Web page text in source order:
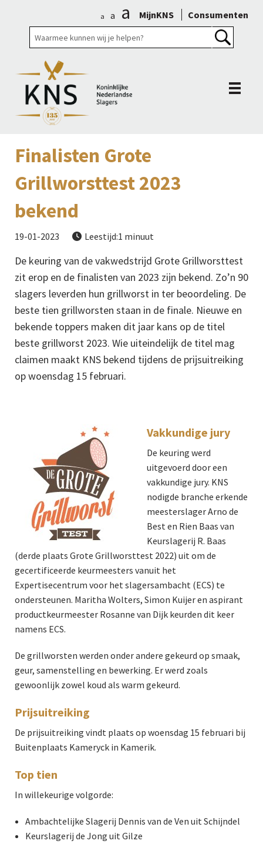
a a a MijnKNS Consumenten
Finalisten Grote
Grillworsttest 2023
bekend
19-01-2023  Leestijd:1 minuut
De keuring van de vakwedstrijd Grote Grillworsttest
zit erop en de finalisten van 2023 zijn bekend. Zo’n 90
slagers leverden hun grillworst in ter beoordeling. De
beste tien grillworsten staan in de finale. Nieuwe en
bekende toppers maken dit jaar kans op de titel
beste grillworst 2023. Wie uiteindelijk de titel mag
claimen maakt KNS bekend tijdens de prijsuitreiking
op woensdag 15 februari.
Vakkundige jury
De keuring werd
uitgevoerd door een
vakkundige jury. KNS
nodigde branche erkende
meesterslager Arno de
Best en Rien Baas van
Keurslagerij R. Baas
(derde plaats Grote Grillworsttest 2022) uit om de
gecertificeerde keurmeesters vanuit het
Expertisecentrum voor het slagersambacht (ECS) te
ondersteunen. Maritha Wolters, Simon Kuijer en aspirant
productkeurmeester Rosanne van Dijk keurden dit keer
namens ECS.
De grillworsten werden onder andere gekeurd op smaak,
geur, samenstelling en bewerking. Er werd zoals
gewoonlijk zowel koud als warm gekeurd.
Prijsuitreiking
De prijsuitreiking vindt plaats op woensdag 15 februari bij
Buitenplaats Kameryck in Kamerik.
Top tien
In willekeurige volgorde:
Ambachtelijke Slagerij Dennis van de Ven uit Schijndel
Keurslagerij de Jong uit Gilze